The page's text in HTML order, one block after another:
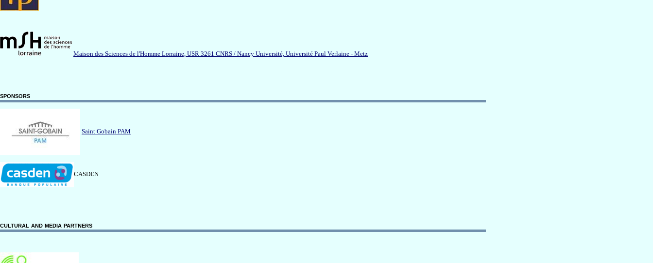
Maison des Sciences de l'Homme Lorraine, USR 3261 CNRS / Nancy Université, Université Paul Verlaine - Metz
sponsors
Saint Gobain PAM
CASDEN
cultural and media partners